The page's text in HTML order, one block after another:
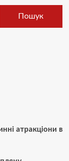
Пошук
атракціони в